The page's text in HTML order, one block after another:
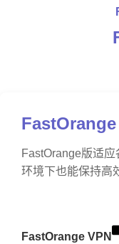
FastOrange
FastOrange版适
环境下也能保持高
FastOrange VPN